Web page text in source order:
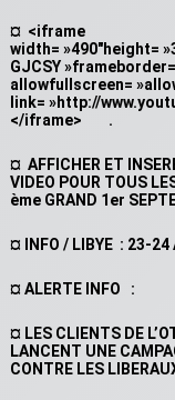
¤ <iframe
width= »490″height=
GJCSY
allowfullscreen=
link= »http://
</iframe> .
¤ AFFICHER ET
VIDEO POUR TOUS
ème GRAND 1er
¤ INFO / LIBYE : 23-
¤ ALERTE INFO :
¤ LES CLIENTS DE
LANCENT UNE
CONTRE LES